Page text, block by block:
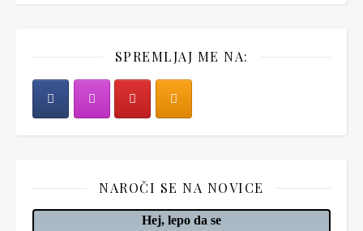
SPREMLJAJ ME NA:
NAROČI SE NA NOVICE
Hej, lepo da se